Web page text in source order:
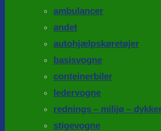
ambulancer
andet
autohjælpskøretøjer
basisvogne
conteinerbiler
ledervogne
rednings – milijø –
stigevogne